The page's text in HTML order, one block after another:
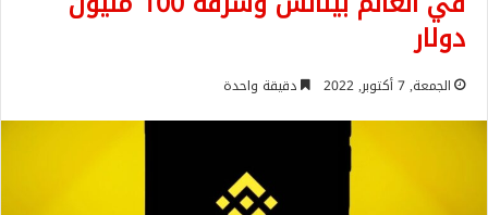
دولار
الجمعة, 7 أكتوبر, 2022 دقيقة واحدة